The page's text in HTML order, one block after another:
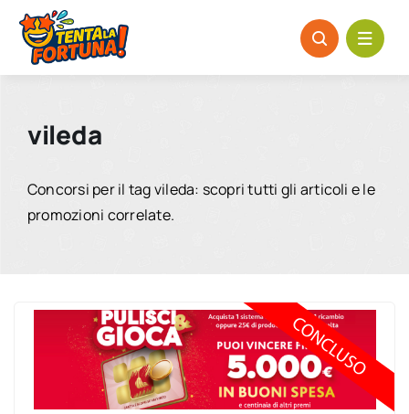
Salta
contenuto
vileda
Concorsi per il tag vileda: scopri tutti gli articoli e le
promozioni correlate.